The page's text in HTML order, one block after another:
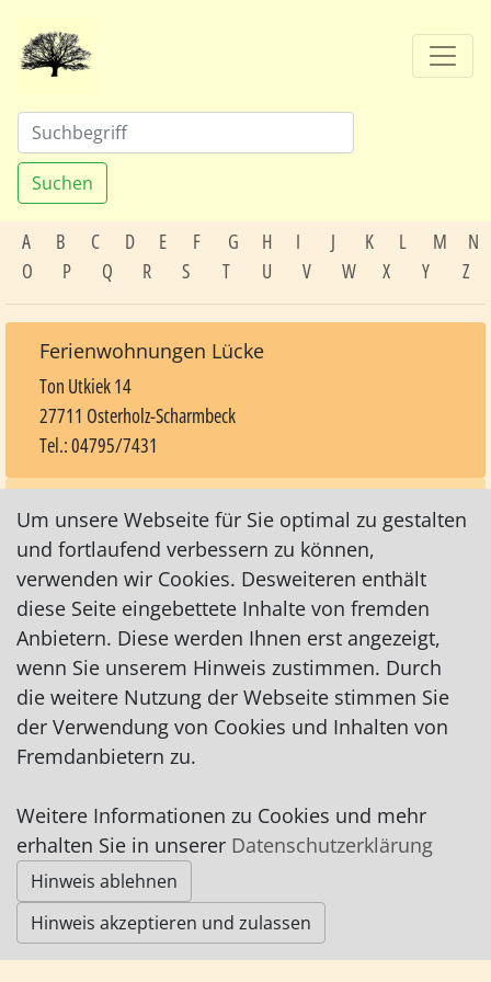
Suchen
A B C D E F G H I J K L M
N
O
P Q R S T U V W X Y Z
Ferienwohnungen Lücke
Ton Utkiek 14
27711 Osterholz-Scharmbeck
Tel.: 04795/7431
Impressum |Datenschutz|AGB
© Worpswede24 2015-2026
Um unsere Webseite für Sie optimal zu gestalten
und fortlaufend verbessern zu können,
verwenden wir Cookies. Desweiteren enthält
diese Seite eingebettete Inhalte von fremden
Anbietern. Diese werden Ihnen erst angezeigt,
wenn Sie unserem Hinweis zustimmen. Durch
die weitere Nutzung der Webseite stimmen Sie
der Verwendung von Cookies und Inhalten von
Fremdanbietern zu.
Weitere Informationen zu Cookies und mehr
erhalten Sie in unserer Datenschutzerklärung
Hinweis ablehnen
Hinweis akzeptieren und zulassen